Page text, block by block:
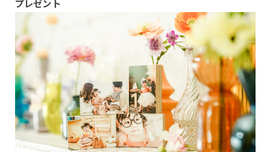
撮影プラン
撮影の流れ
商品について
ギャラリー
プレゼント